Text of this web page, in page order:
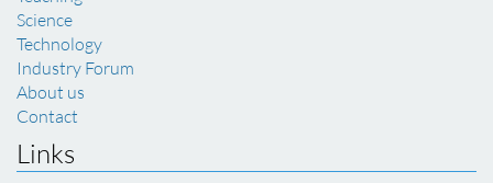
Science
Technology
Industry Forum
About us
Contact
Links